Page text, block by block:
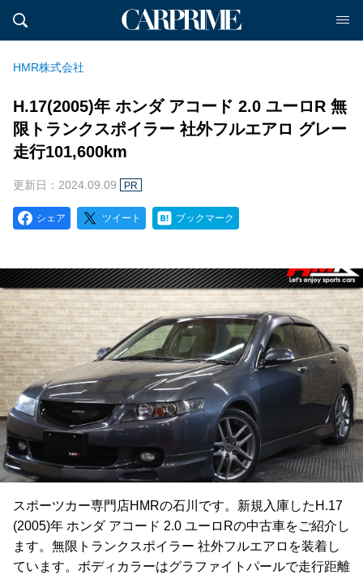
HMR株式会社
H.17(2005)年 ホンダ アコード 2.0 ユーロR 無
限トランクスポイラー 社外フルエアロ グレー
走行101,600km
更新日：2024.09.09 PR
シェア ツイート ブックマーク
スポーツカー専門店HMRの石川です。新規入庫したH.17
(2005)年 ホンダ アコード 2.0 ユーロRの中古車をご紹介し
ます。無限トランクスポイラー 社外フルエアロを装着し
ています。ボディカラーはグラファイトパールで走行距離